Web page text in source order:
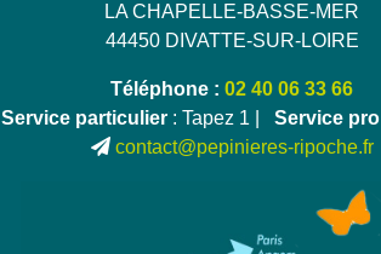
LA CHAPELLE-BASSE-MER
44450 DIVATTE-SUR-LOIRE
Téléphone :02 40 06 33 66
Service particulier : Tapez 1 | Service pro
contact@pepinieres-ripoche.fr